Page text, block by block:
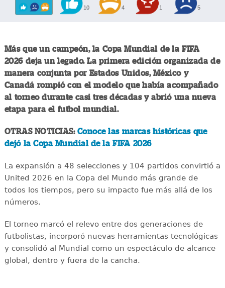
10 4 1 5
Más que un campeón, la Copa Mundial de la FIFA
2026 deja un legado. La primera edición organizada de
manera conjunta por Estados Unidos, México y
Canadá rompió con el modelo que había acompañado
al torneo durante casi tres décadas y abrió una nueva
etapa para el futbol mundial.
OTRAS NOTICIAS: Conoce las marcas históricas que
dejó la Copa Mundial de la FIFA 2026
La expansión a 48 selecciones y 104 partidos convirtió a
United 2026 en la Copa del Mundo más grande de
todos los tiempos, pero su impacto fue más allá de los
números.
El torneo marcó el relevo entre dos generaciones de
futbolistas, incorporó nuevas herramientas tecnológicas
y consolidó al Mundial como un espectáculo de alcance
global, dentro y fuera de la cancha.